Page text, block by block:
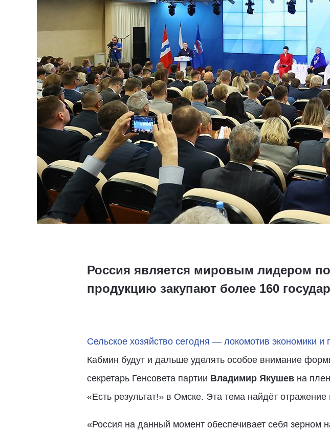
Россия является мировым лидером
продукцию закупают более 160
Сельское хозяйство сегодня — локомотив экономики и
Кабмин будут и дальше уделять особое внимание
секретарь Генсовета партии Владимир Якушевна
«Есть результат!» в Омске. Эта тема найдёт
«Россия на данный момент обеспечивает себя